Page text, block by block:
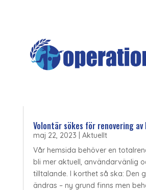
Volontär sökes för renovering av
maj 22, 2023
Aktuellt
Vår hemsida behöver en
bli mer aktuell, användarvänlig
tilltalande. I korthet så ska: Den
ändras – ny grund finns men